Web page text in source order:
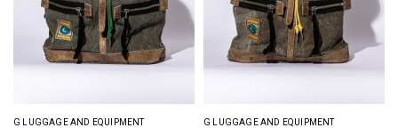
G LUGGAGE AND EQUIPMENT G LUGGAGE AND EQUIPMENT